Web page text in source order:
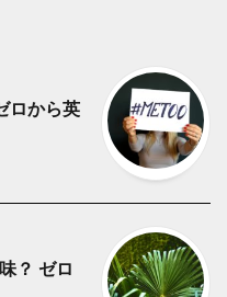
ロから英
？ ゼロ